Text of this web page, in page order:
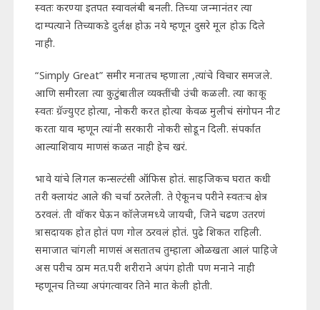
स्वतः करण्या इतपत स्वावलंबी बनली. तिच्या जन्मानंतर त्या
दाम्पत्याने तिच्याकडे दुर्लक्ष होऊ नये म्हणून दुसरे मूल होऊ दिले
नाही.
“Simply Great” समीर मनातच म्हणाला ,त्यांचे विचार समजले.
आणि समीरला त्या कुटुंबातील व्यक्तींची उंची कळली. त्या काकू
स्वतः ग्रॅज्युएट होत्या, नोकरी करत होत्या केवळ मुलीचं संगोपन नीट
करता याव म्हणून त्यांनी सरकारी नोकरी सोडून दिली. संपर्कात
आल्याशिवाय माणसं कळत नाही हेच खरं.
भावे यांचे लिगल कन्सल्टंसी ऑफिस होतं. साहजिकच घरात कधी
तरी क्लायंट आले की चर्चा ठरलेली. ते ऐकूनच परीने स्वतःच क्षेत्र
ठरवलं. ती वॉकर घेऊन कॉलेजमध्ये जायची, जिने चढण उतरणं
त्रासदायक होत होतं पण गोल ठरवलं होतं. पुढे शिकत राहिली.
समाजात चांगली माणसं असतातच तुम्हाला ओळखता आलं पाहिजे
अस परीच ठाम मत.परी शरीराने अपंग होती पण मनाने नाही
म्हणूनच तिच्या अपंगत्वावर तिने मात केली होती.